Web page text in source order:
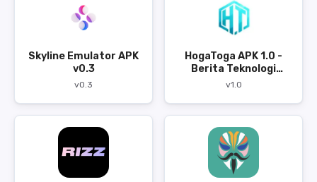
Skyline Emulator APK
v0.3
v0.3
HogaToga APK 1.0 -
Berita Teknologi
Terbaru
v1.0